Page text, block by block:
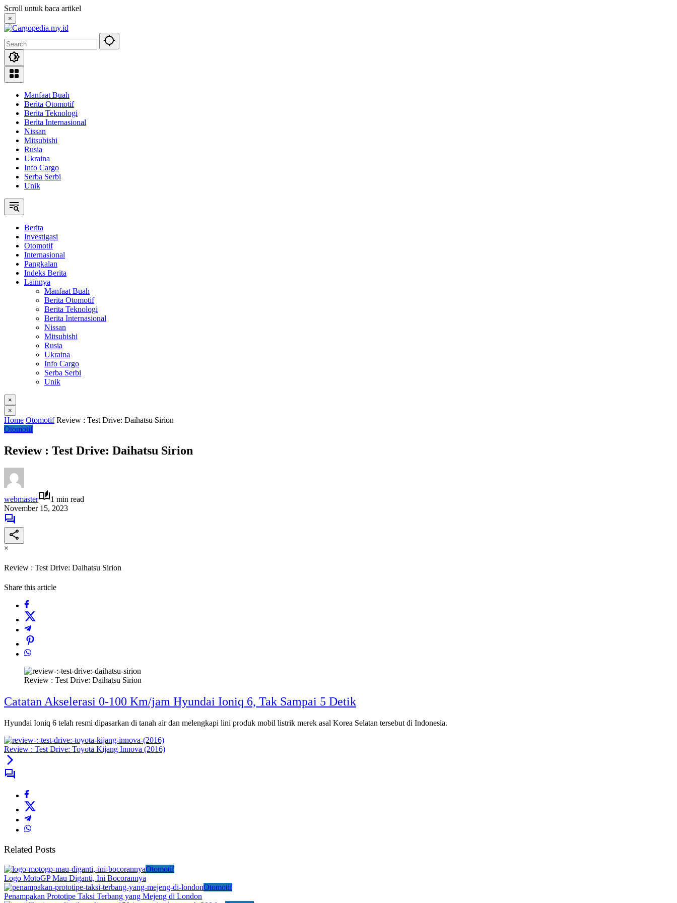
Skip
to
content
Scroll untuk baca artikel
×
Manfaat Buah
Berita Otomotif
Berita Teknologi
Berita Internasional
Nissan
Mitsubishi
Rusia
Ukraina
Info Cargo
Serba Serbi
Unik
Berita
Investigasi
Otomotif
Internasional
Pangkalan
Indeks Berita
Lainnya
Manfaat Buah
Berita Otomotif
Berita Teknologi
Berita Internasional
Nissan
Mitsubishi
Rusia
Ukraina
Info Cargo
Serba Serbi
Unik
×
×
Home Otomotif Review : Test Drive: Daihatsu Sirion
Otomotif
Review : Test Drive: Daihatsu Sirion
webmaster
1 min read
November 15, 2023
×
Review : Test Drive: Daihatsu Sirion
Share this article
Review : Test Drive: Daihatsu Sirion
Catatan Akselerasi 0-100 Km/jam Hyundai Ioniq 6, Tak Sampai 5 Detik
Hyundai Ioniq 6 telah resmi dipasarkan di tanah air dan melengkapi lini produk mobil listrik merek asal Korea Selatan tersebut di Indonesia.
Review : Test Drive: Toyota Kijang Innova (2016)
Related Posts
Otomotif
Logo MotoGP Mau Diganti, Ini Bocorannya
Otomotif
Penampakan Prototipe Taksi Terbang yang Mejeng di London